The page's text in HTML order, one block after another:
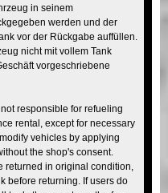
in seinem
werden und der
vor der Rückgabe auffüllen.
nicht mit vollem Tank
vorgeschriebene
responsible for refueling
rental, except for necessary
vehicles by applying
the shop's consent.
returned in original condition,
before returning. If users do